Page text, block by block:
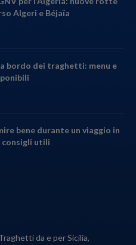
Algeri e Béjaïa
bordo dei traghetti: menu e
bene durante un viaggio in
utili
da e per Sicilia,